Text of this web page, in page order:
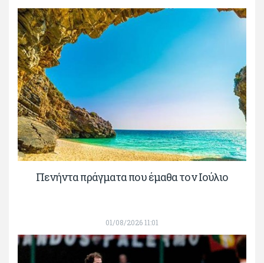
Πενήντα πράγματα που έμαθα τον Ιούλιο
01/08/2026 11:01